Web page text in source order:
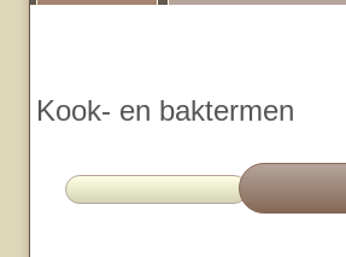
Kook- en baktermen